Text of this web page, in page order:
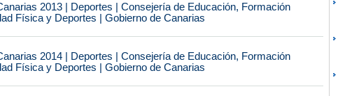
2013 | Deportes | Consejería de Educación, Formación
Física y Deportes | Gobierno de Canarias
2014 | Deportes | Consejería de Educación, Formación
Física y Deportes | Gobierno de Canarias